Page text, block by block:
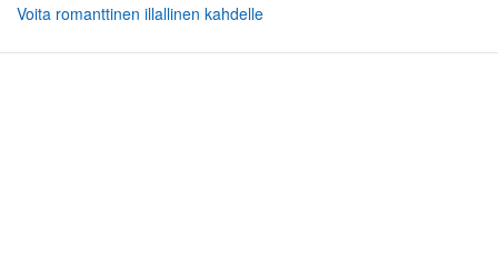
Voita romanttinen illallinen kahdelle